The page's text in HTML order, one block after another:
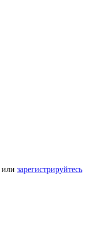
или зарегистрируйтесь